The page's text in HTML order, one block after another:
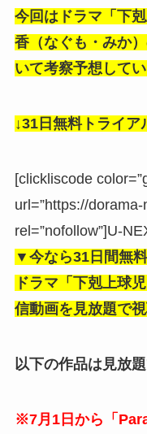
今回はドラマ「下
香（なぐも・みか
いて考察予想してい
↓31日無料トライア
[clickliscode
url=”https://dorama-
rel=”nofollow”]U-
▼今なら31日間無
ドラマ「下剋上球
信動画を見放題で
以下の作品は見放
※7月1日から「